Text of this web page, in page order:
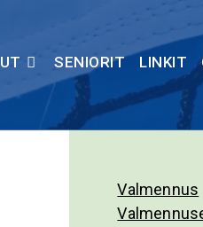
SENIORIT LINKIT
Valmennus